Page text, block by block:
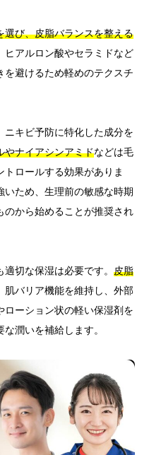
選び、皮脂バランスを整える
ヒアルロン酸やセラミドなど
避けるため軽めのテクスチ
ニキビ予防に特化した成分を
やナイアシンアミドなどは毛
ロールする効果がありま
ため、生理前の敏感な時期
のから始めることが推奨され
切な保湿は必要です。 皮脂
肌バリア機能を維持し、外部
ーション状の軽い保湿剤を
潤いを補給します。